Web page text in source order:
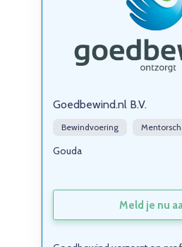
Goedbewind.nl B.V.
Bewindvoering
Gouda
Meld je nu